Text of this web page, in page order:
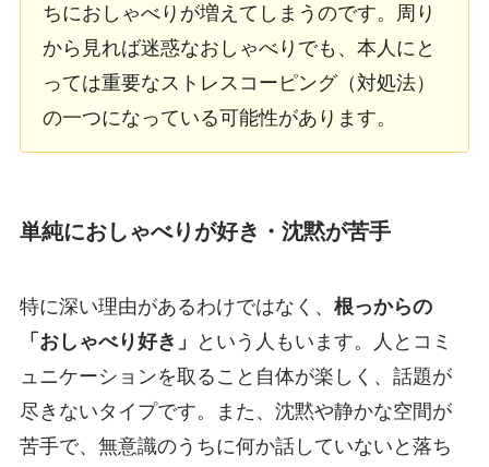
ちにおしゃべりが増えてしまうのです。周り
から見れば迷惑なおしゃべりでも、本人にと
っては重要なストレスコーピング（対処法）
の一つになっている可能性があります。
単純におしゃべりが好き・沈黙が苦手
特に深い理由があるわけではなく、 根っからの
「おしゃべり好き」
という人もいます。人とコミ
ュニケーションを取ること自体が楽しく、話題が
尽きないタイプです。また、沈黙や静かな空間が
苦手で、無意識のうちに何か話していないと落ち